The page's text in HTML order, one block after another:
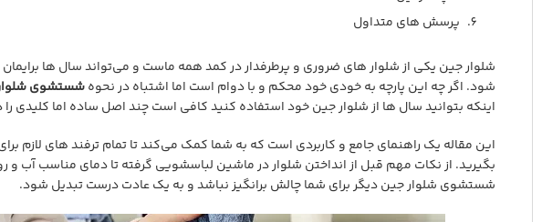
پرسش های متداول
شلوار جین یکی از شلوار های ضروری و پرطرفدار در کمد همه ماست و می‌تواند سال ها برایمان
شود. اگر چه این پارچه به خودی خود محکم و با دوام است اما اشتباه در نحوهشستشوی
اینکه بتوانید سال ها از شلوار جین خود استفاده کنید کافی است چند اصل ساده اما کلیدی
این مقاله یک راهنمای جامع و کاربردی است که به شما کمک می‌کند تا تمام ترفند های لازم
بگیرید. از نکات مهم قبل از انداختن شلوار در ماشین لباسشویی گرفته تا دمای مناسب
شستشوی شلوار جین دیگر برای شما چالش برانگیز نباشد و به یک عادت درست تبدیل شود.